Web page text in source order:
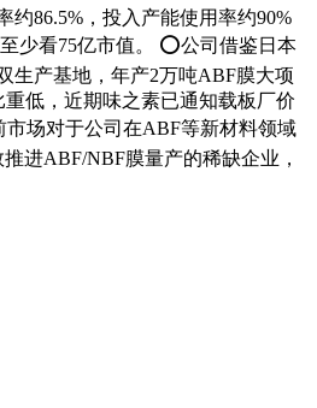
约86.5%，投入产能使用率约90%
少看75亿市值。 ⭕公司借鉴日本
生产基地，年产2万吨ABF膜大项
低，近期味之素已通知载板厂价
场对于公司在ABF等新材料领域
进ABF/NBF膜量产的稀缺企业，